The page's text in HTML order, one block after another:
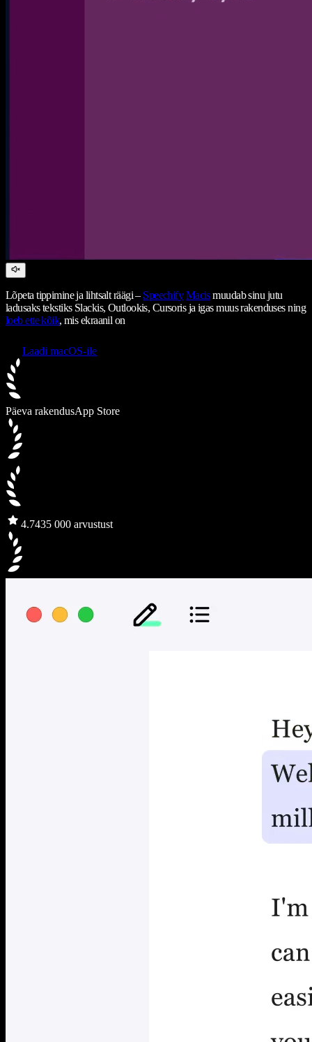
Lõpeta tippimine ja lihtsalt räägi – Speechify Macismuudab sinu jutu
ladusaks tekstiks Slackis, Outlookis, Cursoris ja igas muus rakenduses ning
loeb ette kõik, mis ekraanil on
Laadi macOS-ile
Päeva rakendusApp Store
4.7435 000 arvustust